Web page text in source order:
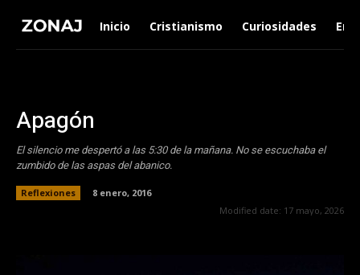
Inicio Cristianismo Curiosidades
Apagón
El silencio me despertó a las 5:30 de la mañana. No se escuchaba el
zumbido de las aspas del abanico.
Reflexiones
8 enero, 2016
Modified date: 17 mayo, 2026